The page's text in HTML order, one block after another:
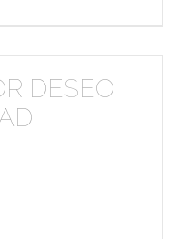
DESEO